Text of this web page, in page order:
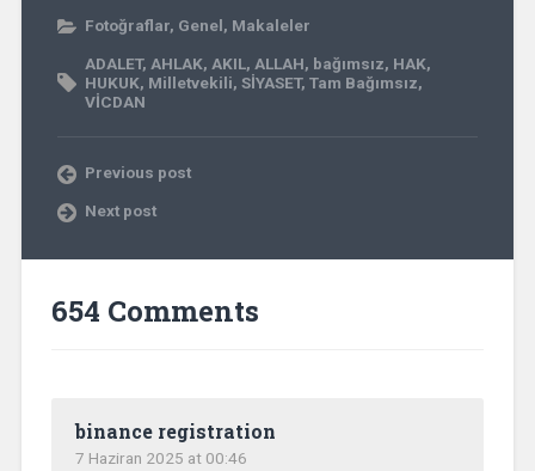
Fotoğraflar, Genel, Makaleler
ADALET, AHLAK, AKIL, ALLAH, bağımsız, HAK,
HUKUK, Milletvekili, SİYASET, Tam Bağımsız,
VİCDAN
Previous post
Next post
654 Comments
binance registration
7 Haziran 2025 at 00:46